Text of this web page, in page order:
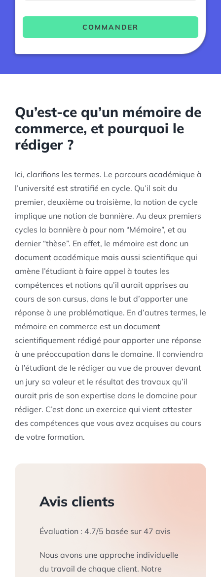
COMMANDER
Qu’est-ce qu’un mémoire de
commerce, et pourquoi le
rédiger ?
Ici, clarifions les termes. Le parcours académique à
l’université est stratifié en cycle. Qu’il soit du
premier, deuxième ou troisième, la notion de cycle
implique une notion de bannière. Au deux premiers
cycles la bannière à pour nom “Mémoire”, et au
dernier “thèse”. En effet, le mémoire est donc un
document académique mais aussi scientifique qui
amène l’étudiant à faire appel à toutes les
compétences et notions qu’il aurait apprises au
cours de son cursus, dans le but d’apporter une
réponse à une problématique. En d’autres termes, le
mémoire en commerce est un document
scientifiquement rédigé pour apporter une réponse
à une préoccupation dans le domaine. Il conviendra
à l’étudiant de le rédiger au vue de prouver devant
un jury sa valeur et le résultat des travaux qu’il
aurait pris de son expertise dans le domaine pour
rédiger. C’est donc un exercice qui vient attester
des compétences que vous avez acquises au cours
de votre formation.
Avis clients
Évaluation : 4.7/5 basée sur 47 avis
Nous avons une approche individuelle
du travail de chaque client. Notre